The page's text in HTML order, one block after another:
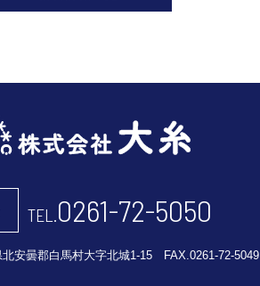
TEL. 0261-72-5050
北安曇郡白馬村大字北城1-15 FAX.0261-72-5049